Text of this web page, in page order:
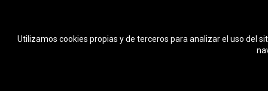
Utilizamos cookies propias y de terceros para analizar el uso del